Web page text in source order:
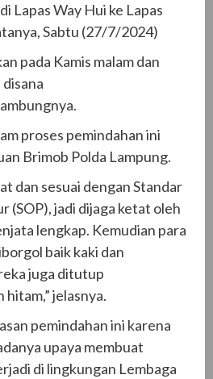
Lapas Way Hui ke Lapas
Sabtu (27/7/2024)
pada Kamis malam dan
proses pemindahan ini
Brimob Polda Lampung.
dan sesuai dengan Standar
(SOP), jadi dijaga ketat oleh
lengkap. Kemudian para
baik kaki dan
juga ditutup
jelasnya.
pemindahan ini karena
upaya membuat
di lingkungan Lembaga